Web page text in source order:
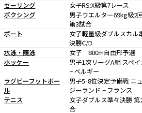
セーリング
女子RS:X級第7レース
ボクシング
男子ウエルター69kg級2
第3試合
ボート
女子軽量級ダブルスカル
決勝C/D
水泳・競泳
女子 800m自由形予選
ホッケー
男子1次リーグA組 スペ
− ベルギー
ラグビーフットボー
ル
男子5-8位決定予備戦 ニ
ジーランド − フランス
テニス
女子ダブルス準々決勝 第
合